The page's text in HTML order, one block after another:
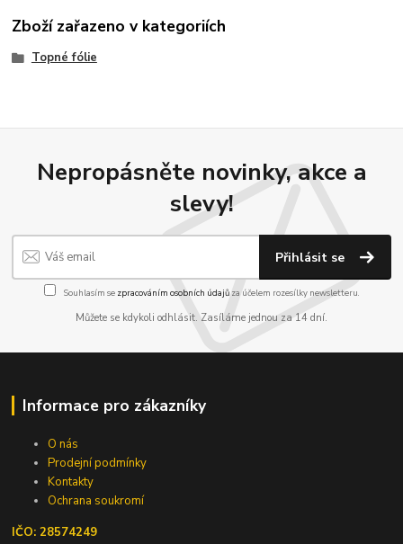
Zboží zařazeno v kategoriích
Topné fólie
Nepropásněte novinky, akce a
slevy!
Přihlásit se
Souhlasím se zpracováním osobních údajůza účelem rozesílky newsletteru.
Můžete se kdykoli odhlásit. Zasíláme jednou za 14 dní.
Informace pro zákazníky
O nás
Prodejní podmínky
Kontakty
Ochrana soukromí
IČO: 28574249